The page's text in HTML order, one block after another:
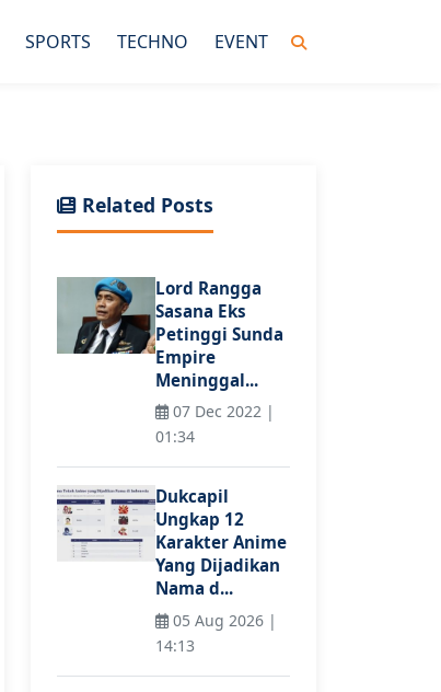
SPORTS TECHNO EVENT
Related Posts
Lord Rangga
Sasana Eks
Petinggi Sunda
Empire
Meninggal...
07 Dec 2022 |
01:34
Dukcapil
Ungkap 12
Karakter Anime
Yang Dijadikan
Nama d...
05 Aug 2026 |
14:13